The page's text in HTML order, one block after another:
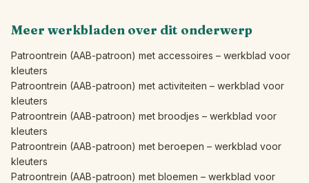
Meer werkbladen over dit onderwerp
Patroontrein (AAB-patroon) met accessoires – werkblad voor
kleuters
Patroontrein (AAB-patroon) met activiteiten – werkblad voor
kleuters
Patroontrein (AAB-patroon) met broodjes – werkblad voor
kleuters
Patroontrein (AAB-patroon) met beroepen – werkblad voor
kleuters
Patroontrein (AAB-patroon) met bloemen – werkblad voor